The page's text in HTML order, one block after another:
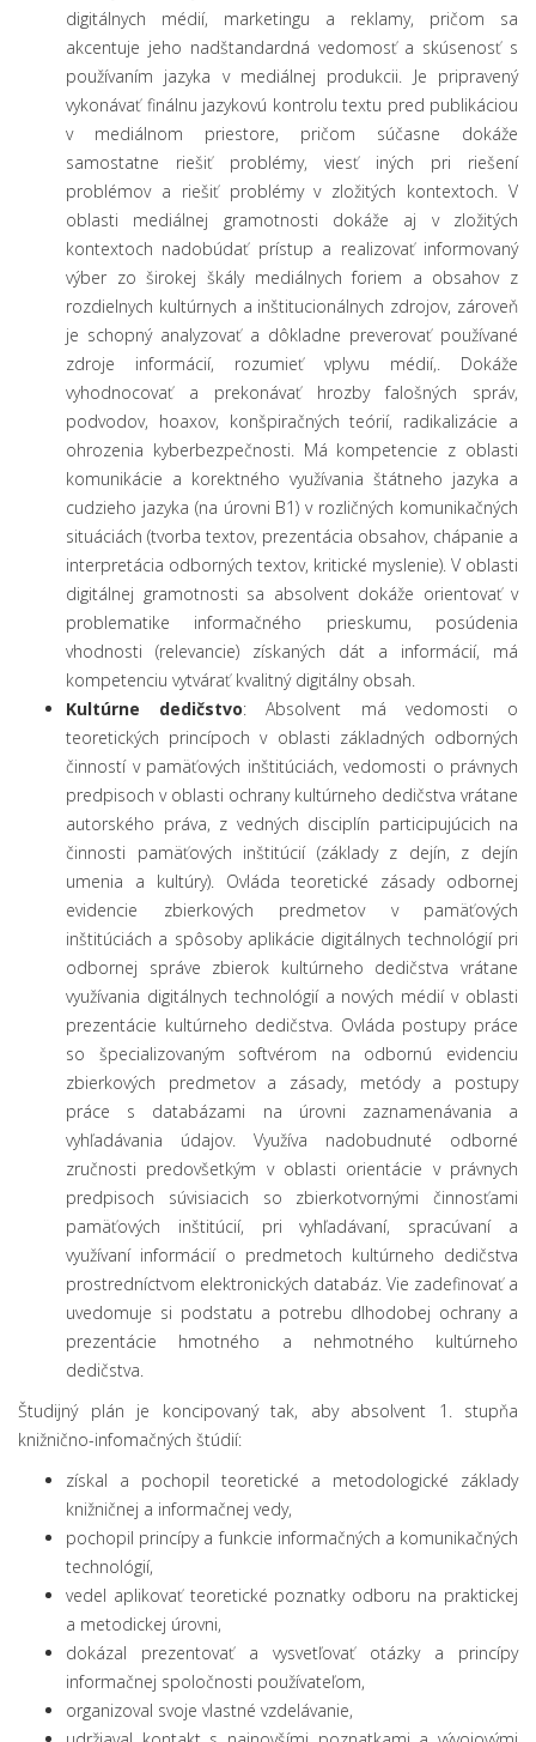
digitálnych médií, marketingu a reklamy, pričom sa
akcentuje jeho nadštandardná vedomosť a skúsenosť s
používaním jazyka v mediálnej produkcii. Je pripravený
vykonávať finálnu jazykovú kontrolu textu pred publikáciou
v mediálnom priestore, pričom súčasne dokáže
samostatne riešiť problémy, viesť iných pri riešení
problémov a riešiť problémy v zložitých kontextoch. V
oblasti mediálnej gramotnosti dokáže aj v zložitých
kontextoch nadobúdať prístup a realizovať informovaný
výber zo širokej škály mediálnych foriem a obsahov z
rozdielnych kultúrnych a inštitucionálnych zdrojov, zároveň
je schopný analyzovať a dôkladne preverovať používané
zdroje informácií, rozumieť vplyvu médií,. Dokáže
vyhodnocovať a prekonávať hrozby falošných správ,
podvodov, hoaxov, konšpiračných teórií, radikalizácie a
ohrozenia kyberbezpečnosti. Má kompetencie z oblasti
komunikácie a korektného využívania štátneho jazyka a
cudzieho jazyka (na úrovni B1) v rozličných komunikačných
situáciách (tvorba textov, prezentácia obsahov, chápanie a
interpretácia odborných textov, kritické myslenie). V oblasti
digitálnej gramotnosti sa absolvent dokáže orientovať v
problematike informačného prieskumu, posúdenia
vhodnosti (relevancie) získaných dát a informácií, má
kompetenciu vytvárať kvalitný digitálny obsah.
Kultúrne dedičstvo: Absolvent má vedomosti o
teoretických princípoch v oblasti základných odborných
činností v pamäťových inštitúciách, vedomosti o právnych
predpisoch v oblasti ochrany kultúrneho dedičstva vrátane
autorského práva, z vedných disciplín participujúcich na
činnosti pamäťových inštitúcií (základy z dejín, z dejín
umenia a kultúry). Ovláda teoretické zásady odbornej
evidencie zbierkových predmetov v pamäťových
inštitúciách a spôsoby aplikácie digitálnych technológií pri
odbornej správe zbierok kultúrneho dedičstva vrátane
využívania digitálnych technológií a nových médií v oblasti
prezentácie kultúrneho dedičstva. Ovláda postupy práce
so špecializovaným softvérom na odbornú evidenciu
zbierkových predmetov a zásady, metódy a postupy
práce s databázami na úrovni zaznamenávania a
vyhľadávania údajov. Využíva nadobudnuté odborné
zručnosti predovšetkým v oblasti orientácie v právnych
predpisoch súvisiacich so zbierkotvornými činnosťami
pamäťových inštitúcií, pri vyhľadávaní, spracúvaní a
využívaní informácií o predmetoch kultúrneho dedičstva
prostredníctvom elektronických databáz. Vie zadefinovať a
uvedomuje si podstatu a potrebu dlhodobej ochrany a
prezentácie hmotného a nehmotného kultúrneho
dedičstva.
Študijný plán je koncipovaný tak, aby absolvent 1. stupňa
knižnično-infomačných štúdií:
získal a pochopil teoretické a metodologické základy
knižničnej a informačnej vedy,
pochopil princípy a funkcie informačných a komunikačných
technológií,
vedel aplikovať teoretické poznatky odboru na praktickej
a metodickej úrovni,
dokázal prezentovať a vysvetľovať otázky a princípy
informačnej spoločnosti používateľom,
organizoval svoje vlastné vzdelávanie,